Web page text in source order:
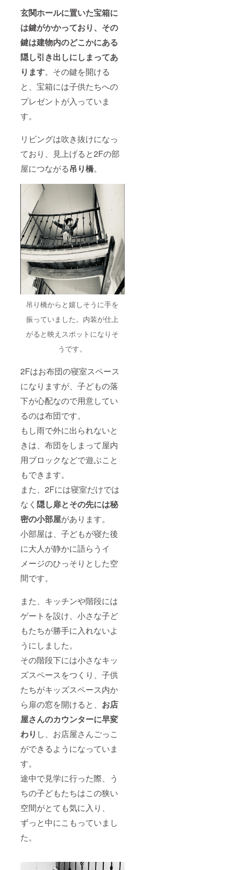
玄関ホールに置いた宝箱に
は鍵がかかっており、その
鍵は建物内のどこかにある
隠し引き出しにしまってあ
ります。その鍵を開ける
と、宝箱には子供たちへの
プレゼントが入っていま
す。
リビングは吹き抜けになっ
ており、見上げると2Fの部
屋につながる吊り橋。
吊り橋からと嬉しそうに手を
振っていました。内装が仕上
がると映えスポットになりそ
うです。
2Fはお布団の寝室スペース
になりますが、子どもの落
下が心配なので用意してい
るのは布団です。
もし雨で外に出られないと
きは、布団をしまって屋内
用ブロックなどで遊ぶこと
もできます。
また、2Fには寝室だけでは
なく 隠し扉とその先には秘
密の小部屋があります。
小部屋は、子どもが寝た後
に大人が静かに語らうイ
メージのひっそりとした空
間です。
また、キッチンや階段には
ゲートを設け、小さな子ど
もたちが勝手に入れないよ
うにしました。
その階段下には小さなキッ
ズスペースをつくり、子供
たちがキッズスペース内か
ら扉の窓を開けると、 お店
屋さんのカウンターに早変
わり し、お店屋さんごっこ
ができるようになっていま
す。
途中で見学に行った際、う
ちの子どもたちはこの狭い
空間がとても気に入り、
ずっと中にこもっていまし
た。